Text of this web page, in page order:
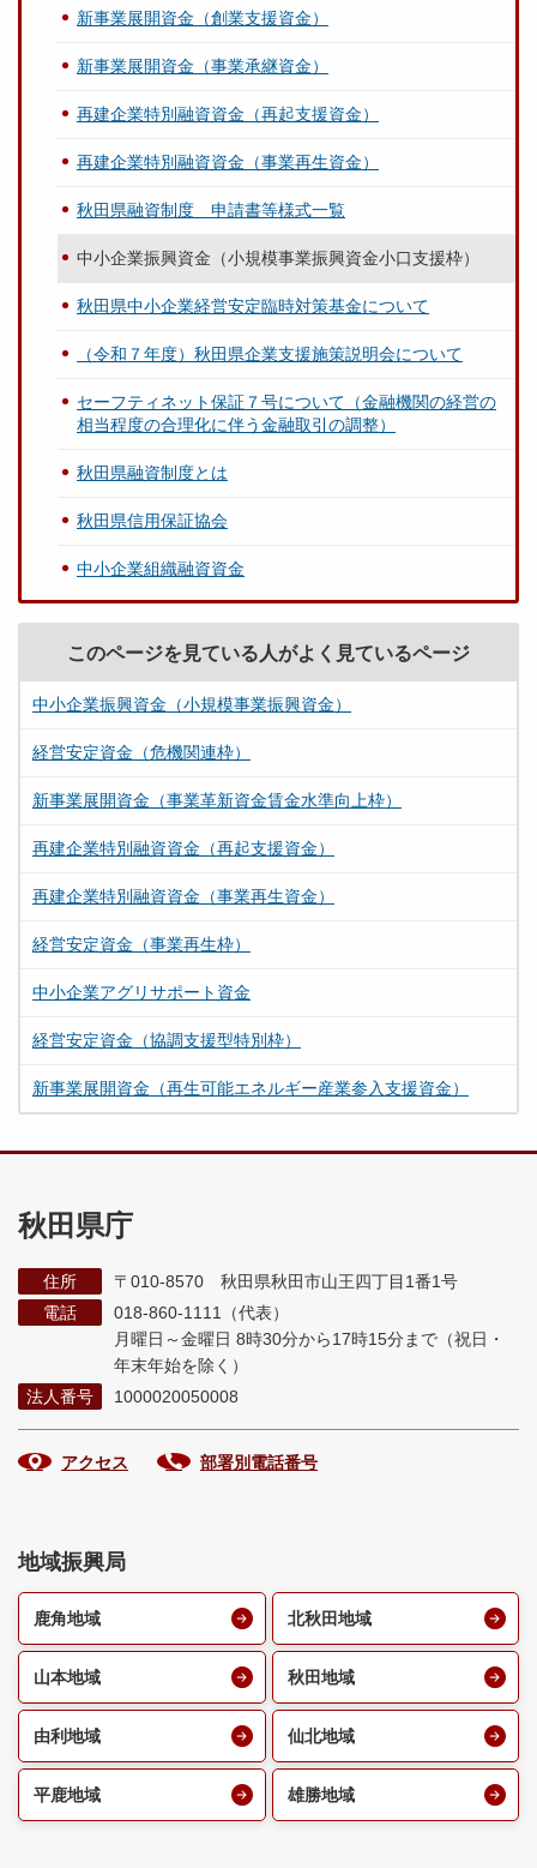
新事業展開資金（創業支援資金）
新事業展開資金（事業承継資金）
再建企業特別融資資金（再起支援資金）
再建企業特別融資資金（事業再生資金）
秋田県融資制度 申請書等様式一覧
中小企業振興資金（小規模事業振興資金小口支援枠）
秋田県中小企業経営安定臨時対策基金について
（令和７年度）秋田県企業支援施策説明会について
セーフティネット保証７号について（金融機関の経営の
相当程度の合理化に伴う金融取引の調整）
秋田県融資制度とは
秋田県信用保証協会
中小企業組織融資資金
このページを見ている人がよく見ているページ
中小企業振興資金（小規模事業振興資金）
経営安定資金（危機関連枠）
新事業展開資金（事業革新資金賃金水準向上枠）
再建企業特別融資資金（再起支援資金）
再建企業特別融資資金（事業再生資金）
経営安定資金（事業再生枠）
中小企業アグリサポート資金
経営安定資金（協調支援型特別枠）
新事業展開資金（再生可能エネルギー産業参入支援資金）
秋田県庁
住所
〒010-8570 秋田県秋田市山王四丁目1番1号
電話
018-860-1111（代表）
月曜日～金曜日 8時30分から17時15分まで （祝日・
年末年始を除く）
法人番号
1000020050008
アクセス 部署別電話番号
地域振興局
鹿角地域 北秋田地域
山本地域 秋田地域
由利地域 仙北地域
平鹿地域 雄勝地域